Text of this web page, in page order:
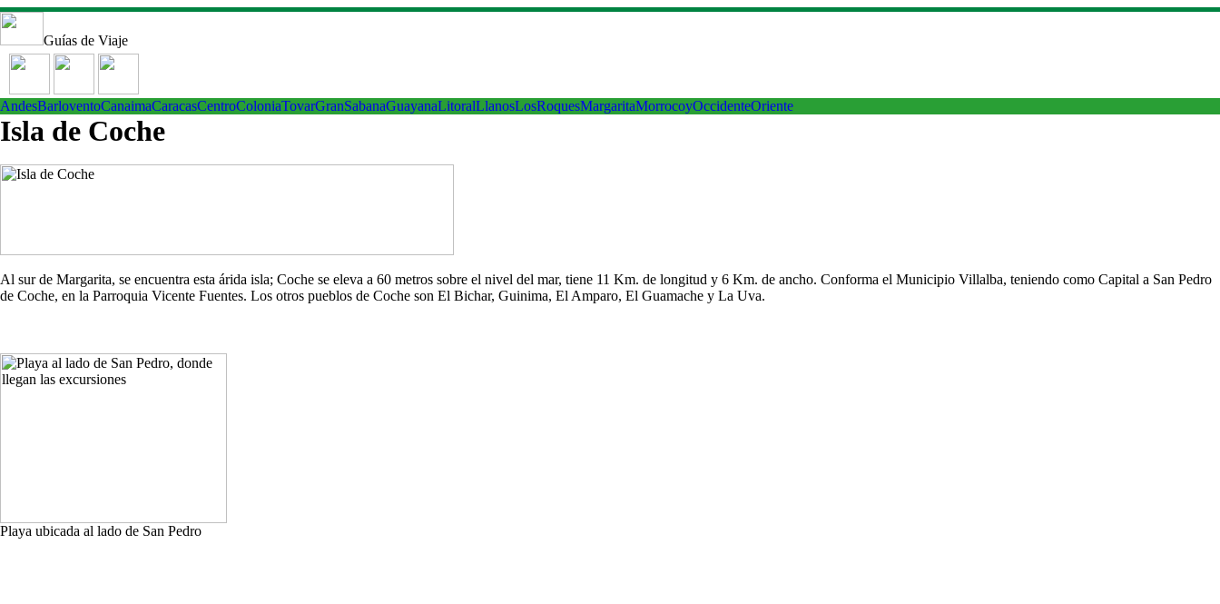
Guías de Viaje
AndesBarloventoCanaimaCaracasCentroColoniaTovarGranSabanaGuayanaLitoralLlanosLosRoquesMargaritaMorrocoyOccidenteOriente
Isla de Coche
Al sur de Margarita, se encuentra esta árida isla; Coche se eleva a 60 metros sobre el nivel del mar, tiene 11 Km. de longitud y 6 Km. de ancho. Conforma el Municipio Villalba, teniendo como Capital a San Pedro
de Coche, en la Parroquia Vicente Fuentes. Los otros pueblos de Coche son El Bichar, Guinima, El Amparo, El Guamache y La Uva.
Playa ubicada al lado de San Pedro